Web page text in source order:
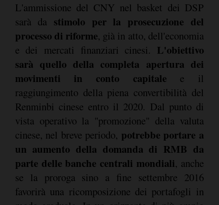
L'ammissione del CNY nel basket dei DSP
sarà da stimolo per la prosecuzione del
processo di riforme, già in atto, dell'economia
e dei mercati finanziari cinesi. L'obiettivo
sarà quello della completa apertura dei
movimenti in conto capitale e il
raggiungimento della piena convertibilità del
Renminbi cinese entro il 2020. Dal punto di
vista operativo la "promozione" della valuta
cinese, nel breve periodo, potrebbe portare a
un aumento della domanda di RMB da
parte delle banche centrali mondiali, anche
se la proroga sino a fine settembre 2016
favorirà una ricomposizione dei portafogli in